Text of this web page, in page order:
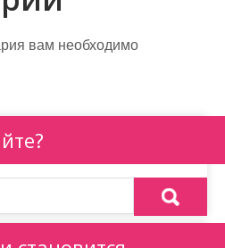
вам необходимо